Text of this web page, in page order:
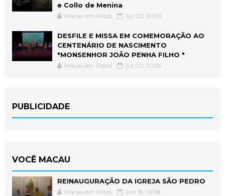
e Collo de Menina
Macau em Fotos Jul 02, 2026
DESFILE E MISSA EM COMEMORAÇÃO AO
CENTENÁRIO DE NASCIMENTO
"MONSENHOR JOÃO PENHA FILHO "
Macau em Fotos Jul 02, 2026
PUBLICIDADE
VOCÊ MACAU
REINAUGURAÇÃO DA IGREJA SÃO PEDRO
Macau em Fotos Jun 18, 2018